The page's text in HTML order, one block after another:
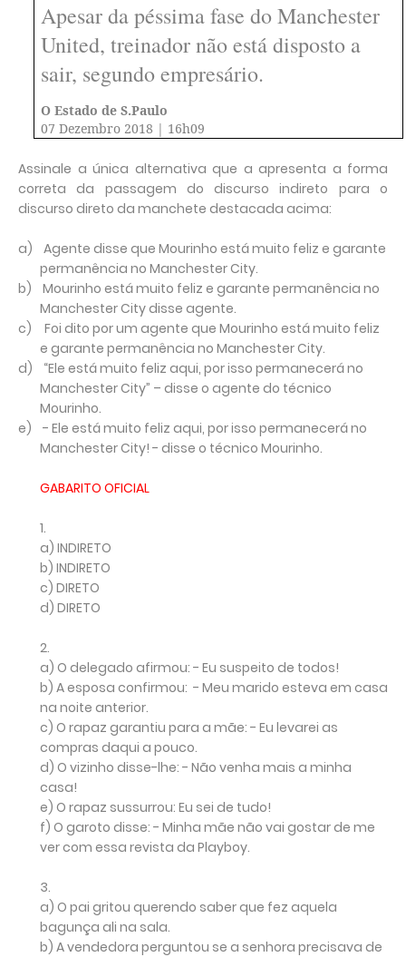
Apesar da péssima fase do Manchester
United, treinador não está disposto a
sair, segundo empresário.
O Estado de S.Paulo
07 Dezembro 2018 | 16h09
Assinale a única alternativa que a apresenta a forma
correta da passagem do discurso indireto para o
discurso direto da manchete destacada acima:
a)
Agente disse que Mourinho está muito feliz e garante
permanência no Manchester City.
b)
Mourinho está muito feliz e garante permanência no
Manchester City disse agente.
c)
Foi dito por um agente que Mourinho está muito feliz
e garante permanência no Manchester City.
d)
“Ele está muito feliz aqui, por isso permanecerá no
Manchester City” – disse o agente do técnico
Mourinho.
e)
- Ele está muito feliz aqui, por isso permanecerá no
Manchester City! - disse o técnico Mourinho.
GABARITO OFICIAL
1.
a) INDIRETO
b) INDIRETO
c) DIRETO
d) DIRETO
2.
a) O delegado afirmou: - Eu suspeito de todos!
b) A esposa confirmou: - Meu marido esteva em casa
na noite anterior.
c) O rapaz garantiu para a mãe: - Eu levarei as
compras daqui a pouco.
d) O vizinho disse-lhe: - Não venha mais a minha
casa!
e) O rapaz sussurrou: Eu sei de tudo!
f) O garoto disse: - Minha mãe não vai gostar de me
ver com essa revista da Playboy.
3.
a) O pai gritou querendo saber que fez aquela
bagunça ali na sala.
b) A vendedora perguntou se a senhora precisava de